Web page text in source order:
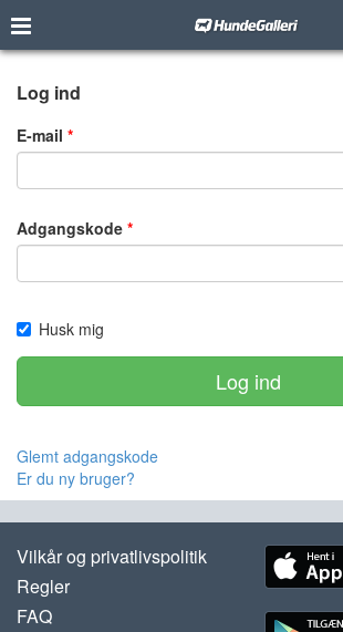
Log ind
E-mail
Adgangskode
Husk mig
Log ind
Glemt adgangskode
Er du ny bruger?
Vilkår og privatlivspolitik
Regler
FAQ